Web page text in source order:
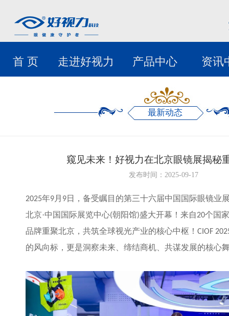
首 页 走进好视力 产品中心 资讯
最新动态
窥见未来！好视力在北京眼镜展揭秘
发布时间：2025-09-17
2025年9月 9日，备受瞩目的第三十六届中国国际眼镜业
北京·中国国际展览中心(朝阳馆)盛大开幕！来自20个国
品牌重聚北京，共筑全球视光产业的核心中枢！ CIOF
的风向标，更是洞察未来、缔结商机、共谋发展的核心